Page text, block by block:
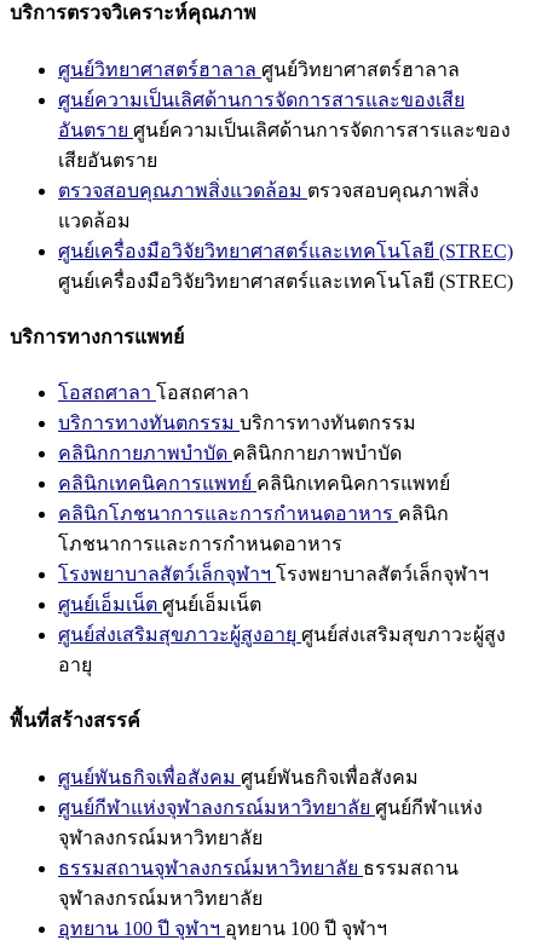
บริการตรวจวิเคราะห์คุณภาพ
ศูนย์วิทยาศาสตร์ฮาลาล ศูนย์วิทยาศาสตร์ฮาลาล
ศูนย์ความเป็นเลิศด้านการจัดการสารและของเสีย
อันตราย ศูนย์ความเป็นเลิศด้านการจัดการสารและของ
เสียอันตราย
ตรวจสอบคุณภาพสิ่งแวดล้อม ตรวจสอบคุณภาพสิ่ง
แวดล้อม
ศูนย์เครื่องมือวิจัยวิทยาศาสตร์และเทคโนโลยี (STREC)
ศูนย์เครื่องมือวิจัยวิทยาศาสตร์และเทคโนโลยี (STREC)
บริการทางการแพทย์
โอสถศาลา โอสถศาลา
บริการทางทันตกรรม บริการทางทันตกรรม
คลินิกกายภาพบำบัด คลินิกกายภาพบำบัด
คลินิกเทคนิคการแพทย์ คลินิกเทคนิคการแพทย์
คลินิกโภชนาการและการกำหนดอาหาร คลินิก
โภชนาการและการกำหนดอาหาร
โรงพยาบาลสัตว์เล็กจุฬาฯ โรงพยาบาลสัตว์เล็กจุฬาฯ
ศูนย์เอ็มเน็ต ศูนย์เอ็มเน็ต
ศูนย์ส่งเสริมสุขภาวะผู้สูงอายุ ศูนย์ส่งเสริมสุขภาวะผู้สูง
อายุ
พื้นที่สร้างสรรค์
ศูนย์พันธกิจเพื่อสังคม ศูนย์พันธกิจเพื่อสังคม
ศูนย์กีฬาแห่งจุฬาลงกรณ์มหาวิทยาลัย ศูนย์กีฬาแห่ง
จุฬาลงกรณ์มหาวิทยาลัย
ธรรมสถานจุฬาลงกรณ์มหาวิทยาลัย ธรรมสถาน
จุฬาลงกรณ์มหาวิทยาลัย
อุทยาน 100 ปี จุฬาฯ อุทยาน 100 ปี จุฬาฯ